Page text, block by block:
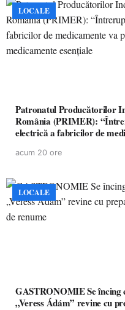
LOCALE
Patronatul Producătorilor
România (PRIMER):
electrică a fabricilor de
acum 20 ore
LOCALE
GASTRONOMIE Se încing ceaunele la Satu Mare! Concursul
„Veress Ádám” revine cu